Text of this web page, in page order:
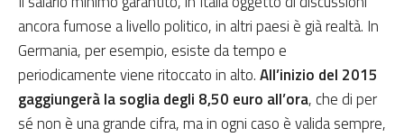
ancora fumose a livello politico, in altri paesi è già realtà. In
Germania, per esempio, esiste da tempo e
periodicamente viene ritoccato in alto.All’inizio del 2015
gaggiungerà la soglia degli 8,50 euro all’ora, che di per
sé non è una grande cifra, ma in ogni caso è valida sempre,